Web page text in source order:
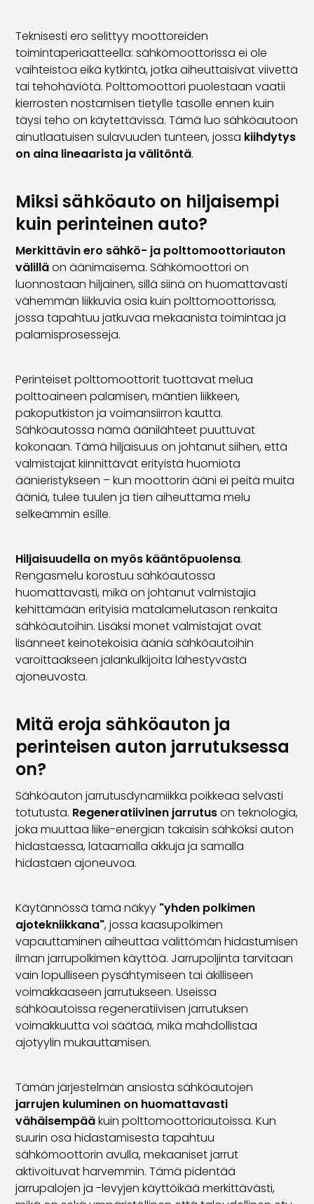
Artikkeleita auton myyntiin liittyen
Muista nämä kun myyt auton!
Miten säilytän autoni arvon?
Tuotteet ja palvelut
Autoilun lisäpalvelut
SakaVarma
SakaKasko
Rahoitus
SakaVarma hyötyajoneuvoille
Varusteet autoosi
Vetokoukut
Renkaat autoon
Auton ostaminen etänä
Saka Select
Uutiset ja kampanjat
Toimipisteet
Yritys
Saka Finland Oy
Ostotiimi
Yhteydenotto
Rekrytointi
Laskutustiedot
Medialle
Kokemuksia Sakasta
Reklamaatiot
Teknisesti ero selittyy moottoreiden
toimintaperiaatteella: sähkömoottorissa ei ole
vaihteistoa eikä kytkintä, jotka aiheuttaisivat viivettä
tai tehohäviötä. Polttomoottori puolestaan vaatii
kierrosten nostamisen tietylle tasolle ennen kuin
täysi teho on käytettävissä. Tämä luo sähköautoon
ainutlaatuisen sulavuuden tunteen, jossa kiihdytys
on aina lineaarista ja välitöntä.
Miksi sähköauto on hiljaisempi
kuin perinteinen auto?
Merkittävin ero sähkö- ja polttomoottoriauton
välilläon äänimaisema. Sähkömoottori on
luonnostaan hiljainen, sillä siinä on huomattavasti
vähemmän liikkuvia osia kuin polttomoottorissa,
jossa tapahtuu jatkuvaa mekaanista toimintaa ja
palamisprosesseja.
Perinteiset polttomoottorit tuottavat melua
polttoaineen palamisen, mäntien liikkeen,
pakoputkiston ja voimansiirron kautta.
Sähköautossa nämä äänilähteet puuttuvat
kokonaan. Tämä hiljaisuus on johtanut siihen, että
valmistajat kiinnittävät erityistä huomiota
äänieristykseen – kun moottorin ääni ei peitä muita
ääniä, tulee tuulen ja tien aiheuttama melu
selkeämmin esille.
Hiljaisuudella on myös kääntöpuolensa.
Rengasmelu korostuu sähköautossa
huomattavasti, mikä on johtanut valmistajia
kehittämään erityisiä matalamelutason renkaita
sähköautoihin. Lisäksi monet valmistajat ovat
lisänneet keinotekoisia ääniä sähköautoihin
varoittaakseen jalankulkijoita lähestyvästä
ajoneuvosta.
Mitä eroja sähköauton ja
perinteisen auton jarrutuksessa
on?
Sähköauton jarrutusdynamiikka poikkeaa selvästi
totutusta. Regeneratiivinen jarrutuson teknologia,
joka muuttaa liike-energian takaisin sähköksi auton
hidastaessa, lataamalla akkuja ja samalla
hidastaen ajoneuvoa.
Käytännössä tämä näkyy "yhden polkimen
ajotekniikkana", jossa kaasupolkimen
vapauttaminen aiheuttaa välittömän hidastumisen
ilman jarrupolkimen käyttöä. Jarrupoljinta tarvitaan
vain lopulliseen pysähtymiseen tai äkilliseen
voimakkaaseen jarrutukseen. Useissa
sähköautoissa regeneratiivisen jarrutuksen
voimakkuutta voi säätää, mikä mahdollistaa
ajotyylin mukauttamisen.
Tämän järjestelmän ansiosta sähköautojen
jarrujen kuluminen on huomattavasti
vähäisempääkuin polttomoottoriautoissa. Kun
suurin osa hidastamisesta tapahtuu
sähkömoottorin avulla, mekaaniset jarrut
aktivoituvat harvemmin. Tämä pidentää
jarrupalojen ja -levyjen käyttöikää merkittävästi,